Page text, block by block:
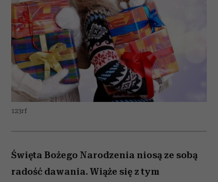
123rf
Święta Bożego Narodzenia niosą ze sobą
radość dawania. Wiąże się z tym